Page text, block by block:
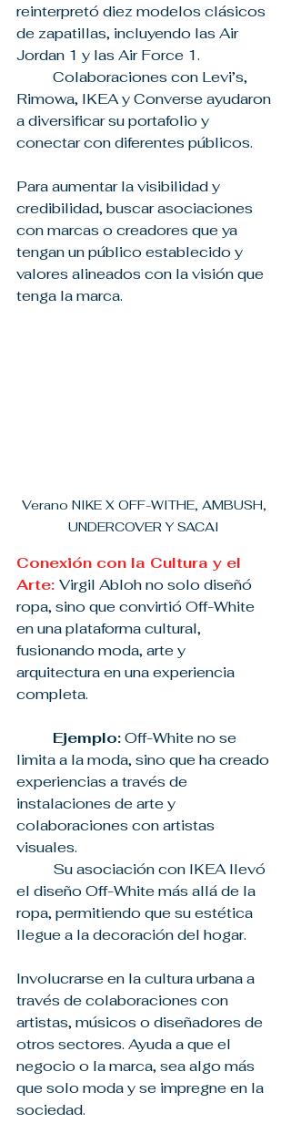
reinterpretó diez modelos clásicos
de zapatillas, incluyendo las Air
Jordan 1 y las Air Force 1.
Rimowa, IKEA y Converse ayudaron
a diversificar su portafolio y
conectar con diferentes públicos.
Para aumentar la visibilidad y
credibilidad, buscar asociaciones
con marcas o creadores que ya
tengan un público establecido y
valores alineados con la visión que
tenga la marca.
Verano NIKE X OFF-WITHE, AMBUSH,
UNDERCOVER Y SACAI
Conexión con la Cultura y el
Arte: Virgil Abloh no solo diseñó
ropa, sino que convirtió Off-White
en una plataforma cultural,
fusionando moda, arte y
arquitectura en una experiencia
completa.
Ejemplo: Off-White no se
limita a la moda, sino que ha creado
experiencias a través de
instalaciones de arte y
colaboraciones con artistas
visuales.
el diseño Off-White más allá de la
ropa, permitiendo que su estética
llegue a la decoración del hogar.
Involucrarse en la cultura urbana a
través de colaboraciones con
artistas, músicos o diseñadores de
otros sectores. Ayuda a que el
negocio o la marca, sea algo más
que solo moda y se impregne en la
sociedad.